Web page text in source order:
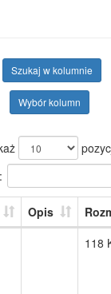
Szukaj w kolumnie
Wybór kolumn
Opis
118